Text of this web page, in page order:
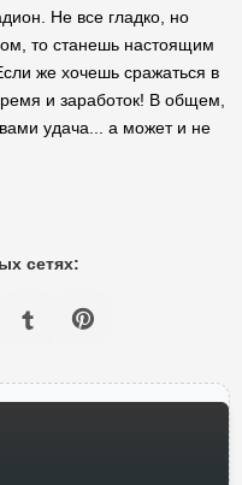
Не все гладко, но
то станешь настоящим
же хочешь сражаться в
и заработок! В общем,
удача... а может и не
сетях: